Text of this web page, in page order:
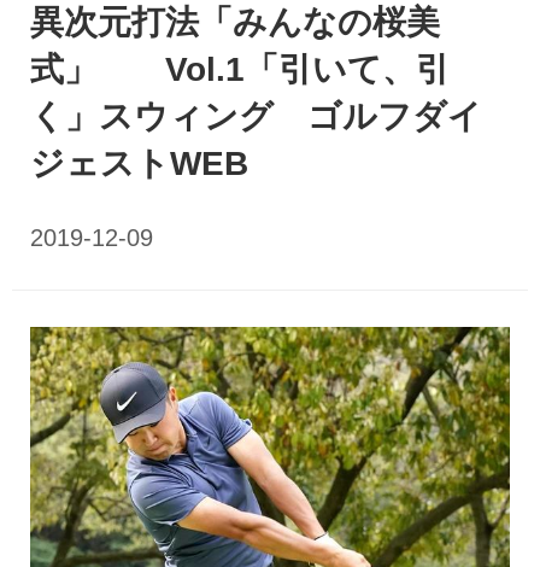
異次元打法「みんなの桜美
式」 Vol.1「引いて、引
く」スウィング ゴルフダイ
ジェストWEB